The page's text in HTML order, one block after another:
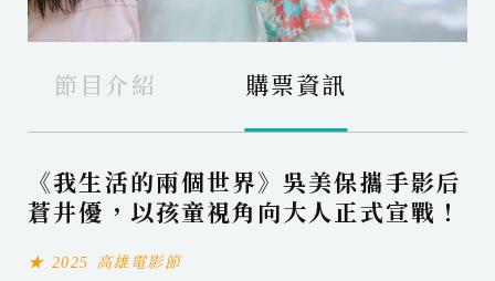
節目介紹 購票資訊
《我生活的兩個世界》吳美保攜手影后
蒼井優，以孩童視角向大人正式宣戰！
★ 2025 高雄電影節